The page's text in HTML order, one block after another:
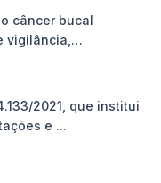
câncer bucal
vigilância,
2021, que institui
e ...